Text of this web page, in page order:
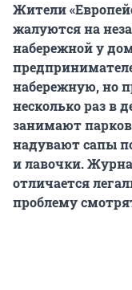
Жители
жалуются на
набережной у
набережную, но
несколько раз в
занимают
надувают сапы
и лавочки.
отличается
проблему